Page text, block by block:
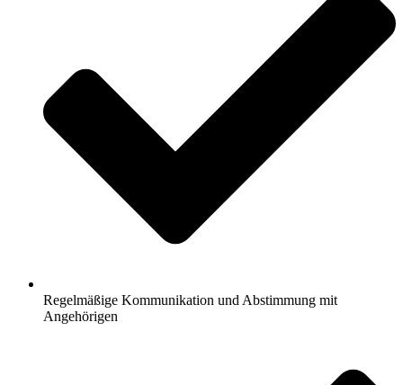
Regelmäßige Kommunikation und Abstimmung mit
Angehörigen